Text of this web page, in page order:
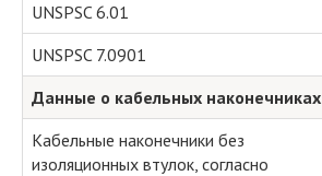
UNSPSC 6.01
UNSPSC 7.0901
Данные о кабельных наконечниках
Кабельные наконечники без
изоляционных втулок, согласно